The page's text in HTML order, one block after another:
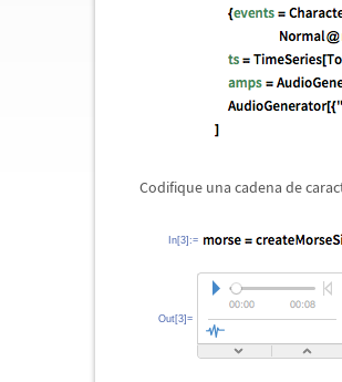
Codifique una cadena de
In[3]:=
Out[3]=